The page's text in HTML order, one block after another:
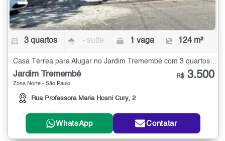
3 quartos - suíte 1 vaga 124 m²
Casa Térrea para Alugar no Jardim Tremembé com 3 quartos - 124 m²
Jardim Tremembé
Zona Norte - São Paulo
Rua Professora Maria Hosni Cury, 2
R$ 3.500
WhatsApp Contatar